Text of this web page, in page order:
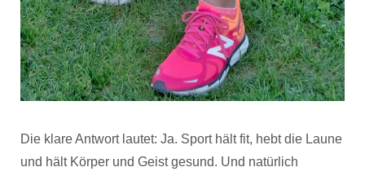
Die klare Antwort lautet: Ja. Sport hält fit, hebt die Laune
und hält Körper und Geist gesund. Und natürlich